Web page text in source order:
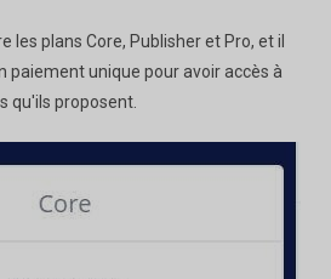
les plans Core, Publisher et Pro, et il
unique pour avoir accès à
qu'ils proposent.